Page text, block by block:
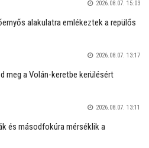
2026.08.07. 15:03
alakulatra emlékeztek a repülős
2026.08.07. 13:17
meg a Volán-keretbe kerülésért
2026.08.07. 13:11
és másodfokúra mérséklik a